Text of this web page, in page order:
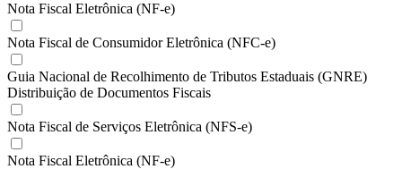
Nota Fiscal Eletrônica (NF-e)
Nota Fiscal de Consumidor Eletrônica (NFC-e)
Guia Nacional de Recolhimento de Tributos Estaduais (GNRE)
Distribuição de Documentos Fiscais
Nota Fiscal de Serviços Eletrônica (NFS-e)
Nota Fiscal Eletrônica (NF-e)